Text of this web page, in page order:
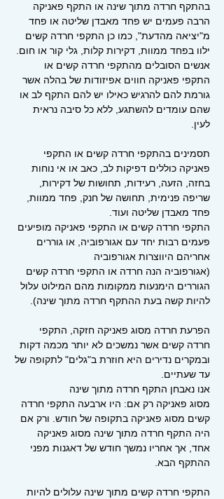
בהתקף חרדה מתוך שינה או התקף פאניקה
הרבה פעמים יש פחד מאבדן שליטה או פחד
מ"יציאה מהדעת", כמו כן התקפי חרדה קשים
ילוו בפחד ממוות, דקירות קלות, גלי קור או חום.
אנשים הסובלים מהתקפי חרדה קשים או
התקפי פאניקה חווים אפיזודות של בהלה אשר
גורמת להם להרגיש כאילו יש להם התקף לב או
שהם עומדים להשתגע, ללא כל סיבה נראית
לעין.
תסמינים בהתקפי חרדה קשים או התקפי
פאניקה כוללים דפיקות לב, כאב או אי נוחות
בחזה, הזעה, רעידות, תחושות של דקירות,
שריפה פנימית, תחושה של חנק, פחד ממוות,
פחד מאבדן שליטה ועוד.
התקפי חרדה קשים או התקפי פאניקה מופיעים
פעמים רבות יחד עם אגורפוביה, או גוררים
אחריהם היווצרות אגורפוביה
(אגורפוביה הנה חרדה או התקפי חרדה קשים
הגוררים הימנעות ממקומות מהם המילוט עלול
להיות קשה בעת ההתקף חרדה מתוך שינה).
הפרעת חרדה מסוג פאניקה חזקה, התקפי
חרדה קשים אשר נמשכים לא יותר מכמה דקות
ובמקרים נדירים היא חוזרת ב"גלים" לתקופה של
עד שעתיים.
אנו נאבחן התקף חרדה מתוך שינה
מסוג פאניקה רק אם: היו ארבעה התקפי חרדה
קשים מסוג פאניקה בתקופה של חודש. ורק אם
היה התקף חרדה מתוך שינה מסוג פאניקה
אחד, אך אחריו נמשך חודש של דאגנות מפני
ההתקף הבא.
התקפי חרדה קשים מתוך שינה עלולים להיות